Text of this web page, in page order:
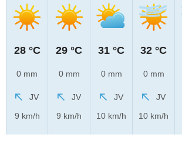
28 °C
0 mm
JV
9 km/h
29 °C
0 mm
JV
9 km/h
31 °C
0 mm
JV
10 km/h
32 °C
0 mm
JV
10 km/h